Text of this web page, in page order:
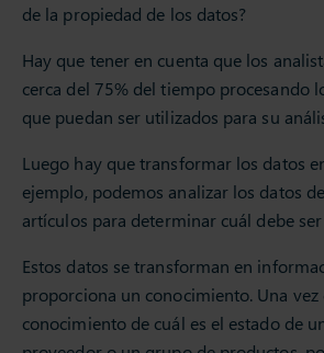
de la propiedad de los datos? ​
Hay que tener en cuenta que los
cerca del 75% del tiempo procesando
que puedan ser utilizados para su
Luego hay que transformar los datos
ejemplo, podemos analizar los datos
artículos para determinar cuál debe
Estos datos se transforman en
proporciona un conocimiento. Una
conocimiento de cuál es el estado de